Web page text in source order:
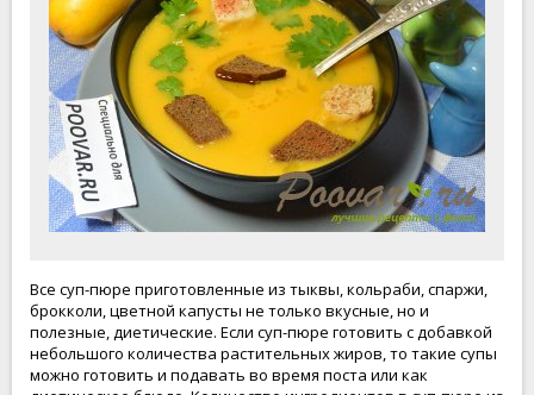
Все суп-пюре приготовленные из тыквы, кольраби, спаржи,
брокколи, цветной капусты не только вкусные, но и
полезные, диетические. Если суп-пюре готовить с добавкой
небольшого количества растительных жиров, то такие супы
можно готовить и подавать во время поста или как